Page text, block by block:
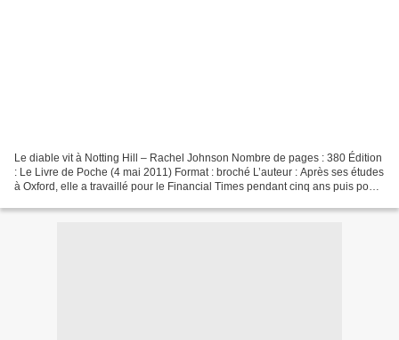
Le diable vit à Notting Hill – Rachel Johnson Nombre de pages : 380 Édition
: Le Livre de Poche (4 mai 2011) Format : broché L’auteur : Après ses études
à Oxford, elle a travaillé pour le Financial Times pendant cinq ans puis pour